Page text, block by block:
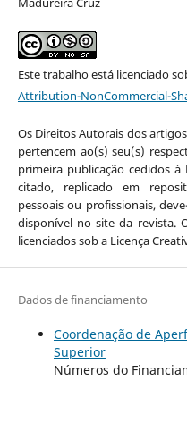
Este trabalho está licenciado
Attribution-NonCommercial-
Os Direitos Autorais dos
pertencem ao(s) seu(s)
primeira publicação cedidos
citado, replicado em
pessoais ou profissionais,
disponível no site da revista.
licenciados sob a Licença
Dados de financiamento
Coordenação de
Superior
Números do